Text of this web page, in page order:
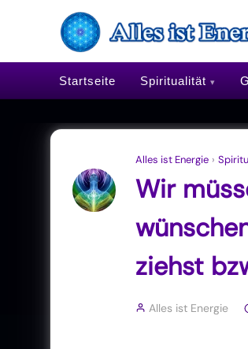
Startseite Spiritualität
Alles ist Energie ›
Wir
ziehst
Alles ist Energie